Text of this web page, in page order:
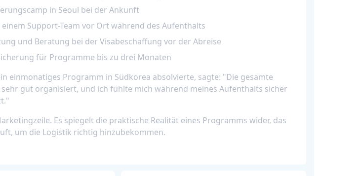
in Seoul bei der Ankunft
Support-Team vor Ort während des Aufenthalts
und Beratung bei der Visabeschaffung vor der Abreise
für Programme bis zu drei Monaten
einmonatiges Programm in Südkorea absolvierte, sagte: "Die gesamte
gut organisiert, und ich fühlte mich während meines Aufenthalts sicher
Es spiegelt die praktische Realität eines Programms wider, das
um die Logistik richtig hinzubekommen.